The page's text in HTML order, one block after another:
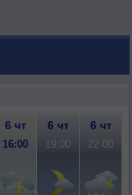
6 чт 6 чт 6 чт
16:00 19:00 22:00